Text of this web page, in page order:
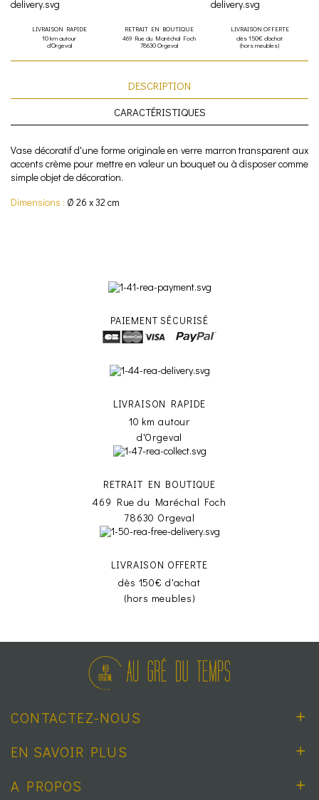
LIVRAISON RAPIDE
10 km autour
d'Orgeval
RETRAIT EN BOUTIQUE
469 Rue du Maréchal Foch
78630 Orgeval
LIVRAISON OFFERTE
dès 150€ d'achat
(hors meubles)
DESCRIPTION
CARACTÉRISTIQUES
Vase décoratif d'une forme originale en verre marron transparent aux
accents crème pour mettre en valeur un bouquet ou à disposer comme
simple objet de décoration.
Dimensions : Ø 26 x 32 cm
PAIEMENT SÉCURISÉ
LIVRAISON RAPIDE
10 km autour
d'Orgeval
RETRAIT EN BOUTIQUE
469 Rue du Maréchal Foch
78630 Orgeval
LIVRAISON OFFERTE
dès 150€ d'achat
(hors meubles)
CONTACTEZ-NOUS
EN SAVOIR PLUS
A PROPOS